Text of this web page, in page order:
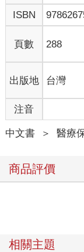
ISBN
頁數 288
出版地 台灣
注音
中文書 ＞ 醫療
商品評價
相關主題